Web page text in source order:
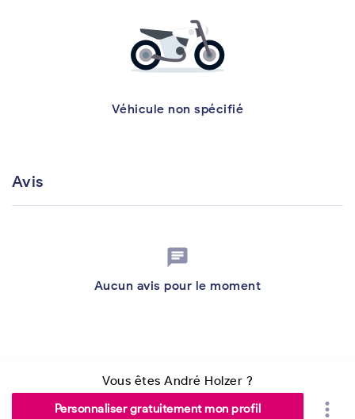
Véhicule non spécifié
Avis
chat
Aucun avis pour le moment
Vous êtes André Holzer ?
Personnaliser gratuitement mon profil more_vert